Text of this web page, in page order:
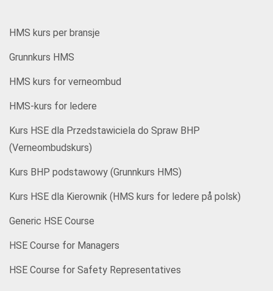
HMS kurs per bransje
Grunnkurs HMS
HMS kurs for verneombud
HMS-kurs for ledere
Kurs HSE dla Przedstawiciela do Spraw BHP
(Verneombudskurs)
Kurs BHP podstawowy (Grunnkurs HMS)
Kurs HSE dla Kierownik (HMS kurs for ledere på polsk)
Generic HSE Course
HSE Course for Managers
HSE Course for Safety Representatives